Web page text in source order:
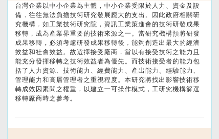
台灣企業以中小企業為主體，中小企業受限於人力、資金及設
備，往往無法負擔技術研究發展龐大的支出。因此政府相關研
究機構，如工業技術研究院，資訊工業策進會的技術研發成果
移轉，成為產業界重要的技術來源之一。當研究機構預將研發
成果移轉，必須考慮研發成果移轉後，能夠創造出最大的經濟
效益和社會效益。故選擇接受廠商，當以有接受技術之能力且
能充分發揮移轉之技術效益者為優先。而技術接受者的能力包
括了人力資源、技術能力、經費能力、產出能力、經驗能力、
管理能力和高層管理者之重視程度。本研究將找出影響技術移
轉成效因素間之權重，以建立一可操作模式，工研究機構篩選
移轉廠商時之參考。